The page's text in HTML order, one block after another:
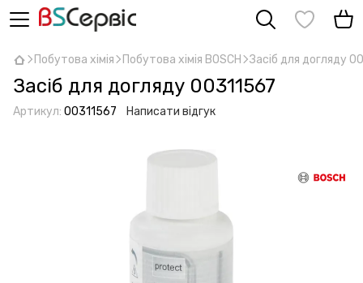
Побутова хімія Побутова хімія BOSCH Засіб для догляду
Засіб для догляду 00311567
Артикул: 00311567 Написати відгук